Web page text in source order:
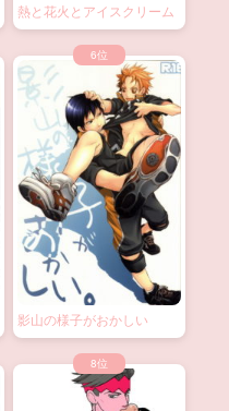
熱と花火とアイスクリーム
影山の様子がおかしい